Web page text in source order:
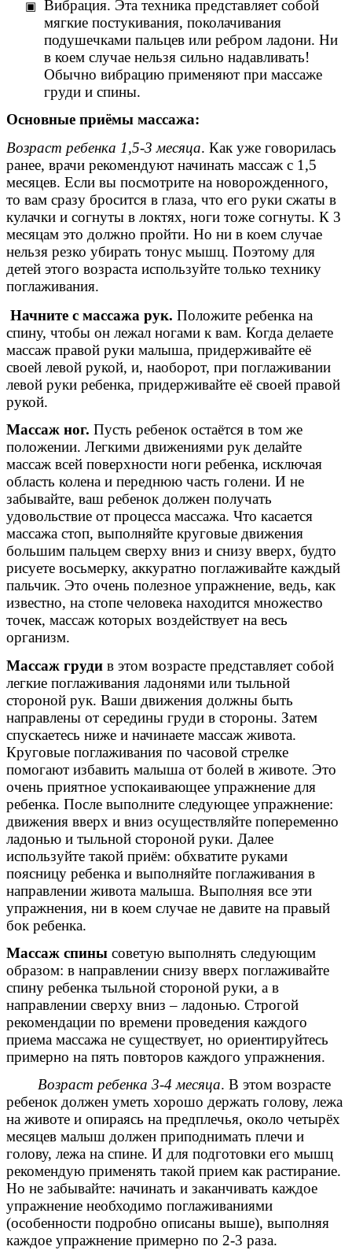
Вибрация. Эта техника представляет собой
мягкие постукивания, поколачивания
подушечками пальцев или ребром ладони. Ни
в коем случае нельзя сильно надавливать!
Обычно вибрацию применяют при массаже
груди и спины.
Основные приёмы массажа:
Возраст ребенка 1,5-3 месяца. Как уже говорилась
ранее, врачи рекомендуют начинать массаж с 1,5
месяцев. Если вы посмотрите на новорожденного,
то вам сразу бросится в глаза, что его руки сжаты в
кулачки и согнуты в локтях, ноги тоже согнуты. К 3
месяцам это должно пройти. Но ни в коем случае
нельзя резко убирать тонус мышц. Поэтому для
детей этого возраста используйте только технику
поглаживания.
Начните с массажа рук. Положите ребенка на
спину, чтобы он лежал ногами к вам. Когда делаете
массаж правой руки малыша, придерживайте её
своей левой рукой, и, наоборот, при поглаживании
левой руки ребенка, придерживайте её своей правой
рукой.
Массаж ног. Пусть ребенок остаётся в том же
положении. Легкими движениями рук делайте
массаж всей поверхности ноги ребенка, исключая
область колена и переднюю часть голени. И не
забывайте, ваш ребенок должен получать
удовольствие от процесса массажа. Что касается
массажа стоп, выполняйте круговые движения
большим пальцем сверху вниз и снизу вверх, будто
рисуете восьмерку, аккуратно поглаживайте каждый
пальчик. Это очень полезное упражнение, ведь, как
известно, на стопе человека находится множество
точек, массаж которых воздействует на весь
организм.
Массаж груди в этом возрасте представляет собой
легкие поглаживания ладонями или тыльной
стороной рук. Ваши движения должны быть
направлены от середины груди в стороны. Затем
спускаетесь ниже и начинаете массаж живота.
Круговые поглаживания по часовой стрелке
помогают избавить малыша от болей в животе. Это
очень приятное успокаивающее упражнение для
ребенка. После выполните следующее упражнение:
движения вверх и вниз осуществляйте попеременно
ладонью и тыльной стороной руки. Далее
используйте такой приём: обхватите руками
поясницу ребенка и выполняйте поглаживания в
направлении живота малыша. Выполняя все эти
упражнения, ни в коем случае не давите на правый
бок ребенка.
Массаж спины советую выполнять следующим
образом: в направлении снизу вверх поглаживайте
спину ребенка тыльной стороной руки, а в
направлении сверху вниз – ладонью. Строгой
рекомендации по времени проведения каждого
приема массажа не существует, но ориентируйтесь
примерно на пять повторов каждого упражнения.
Возраст ребенка 3-4 месяца. В этом возрасте
ребенок должен уметь хорошо держать голову, лежа
на животе и опираясь на предплечья, около четырёх
месяцев малыш должен приподнимать плечи и
голову, лежа на спине. И для подготовки его мышц
рекомендую применять такой прием как растирание.
Но не забывайте: начинать и заканчивать каждое
упражнение необходимо поглаживаниями
(особенности подробно описаны выше), выполняя
каждое упражнение примерно по 2-3 раза.